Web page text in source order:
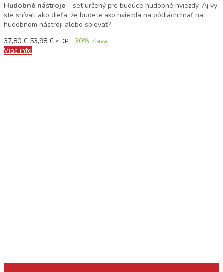
Hudobné nástroje – set určený pre budúce hudobné hviezdy. Aj vy
ste snívali ako dieťa, že budete ako hviezda na pódiách hrať na
hudobnom nástroji alebo spievať?
37,80 € 53,98€ s DPH 30% zľava
Viac info